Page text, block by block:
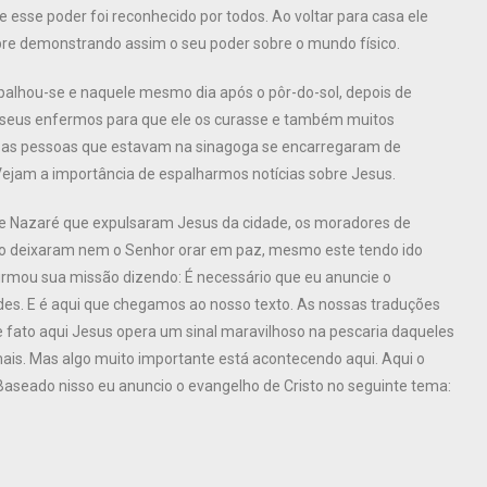
poder foi reconhecido por todos. Ao voltar para casa ele
demonstrando assim o seu poder sobre o mundo físico.
se e naquele mesmo dia após o pôr-do-sol, depois de
enfermos para que ele os curasse e também muitos
pessoas que estavam na sinagoga se encarregaram de
a importância de espalharmos notícias sobre Jesus.
que expulsaram Jesus da cidade, os moradores de
nem o Senhor orar em paz, mesmo este tendo ido
sua missão dizendo: É necessário que eu anuncie o
E é aqui que chegamos ao nosso texto. As nossas traduções
aqui Jesus opera um sinal maravilhoso na pescaria daqueles
Mas algo muito importante está acontecendo aqui. Aqui o
nisso eu anuncio o evangelho de Cristo no seguinte tema: